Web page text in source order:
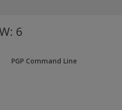
6
PGP Command Line